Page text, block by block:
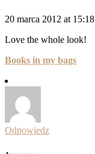
20 marca 2012 at 15:18
Love the whole look!
Books in my bags
Odpowiedz